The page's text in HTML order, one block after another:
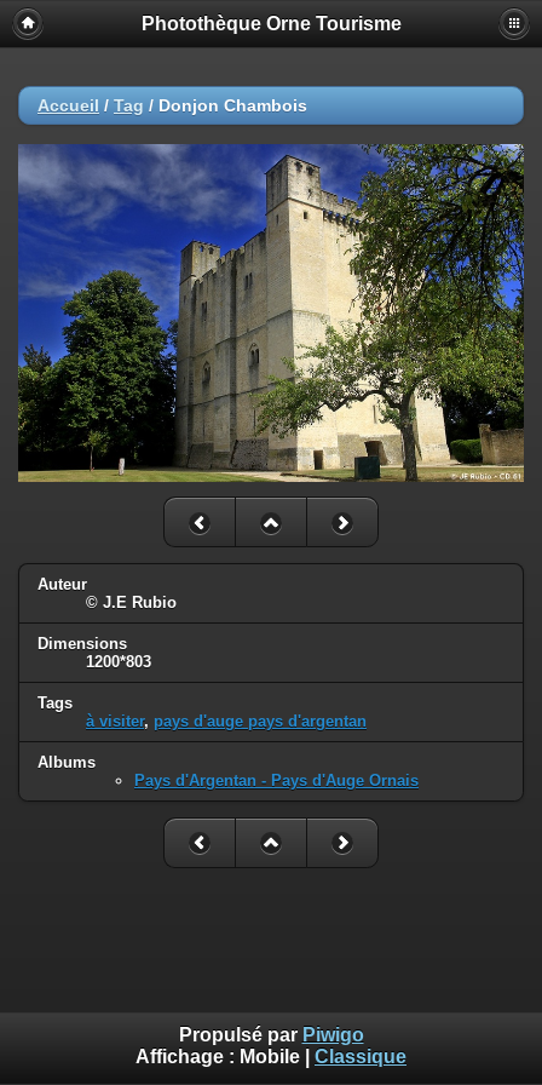
Photothèque Orne Tourisme
Accueil / Tag / Donjon Chambois
Auteur
© J.E Rubio
Dimensions
1200*803
Tags
à visiter, pays d'auge pays d'argentan
Albums
Pays d'Argentan - Pays d'Auge Ornais
Propulsé par Piwigo
Affichage : Mobile Classique